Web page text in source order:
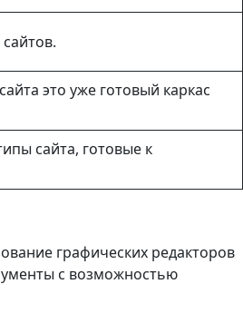
это уже готовый каркас
сайта, готовые к
графических редакторов
с возможностью